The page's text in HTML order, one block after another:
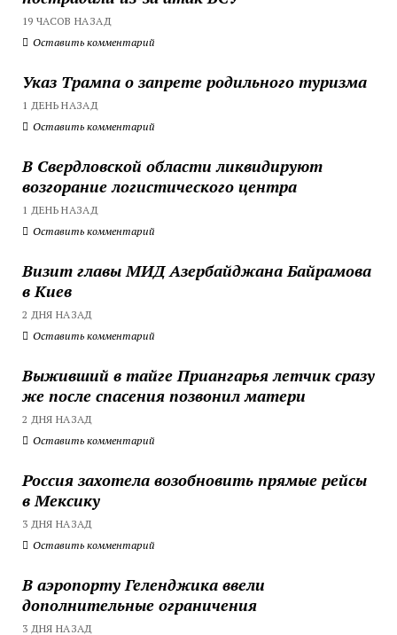
19 ЧАСОВ НАЗАД
Оставить комментарий
Указ Трампа о запрете родильного туризма
1 ДЕНЬ НАЗАД
Оставить комментарий
В Свердловской области ликвидируют
возгорание логистического центра
1 ДЕНЬ НАЗАД
Оставить комментарий
Визит главы МИД Азербайджана Байрамова
в Киев
2 ДНЯ НАЗАД
Оставить комментарий
Выживший в тайге Приангарья летчик сразу
же после спасения позвонил матери
2 ДНЯ НАЗАД
Оставить комментарий
Россия захотела возобновить прямые рейсы
в Мексику
3 ДНЯ НАЗАД
Оставить комментарий
В аэропорту Геленджика ввели
дополнительные ограничения
3 ДНЯ НАЗАД